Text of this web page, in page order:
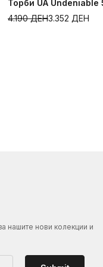
Торби UA Undeniable
3.352 ДЕН
4.190ДЕН
нашите нови колекции и